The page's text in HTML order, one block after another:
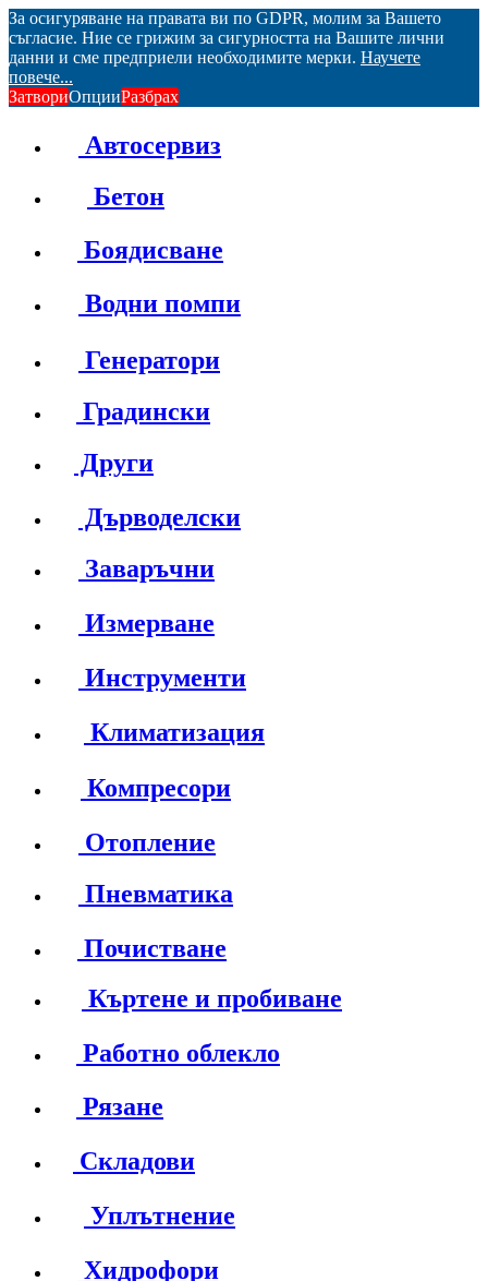
За осигуряване на правата ви по GDPR, молим за Вашето
съгласие. Ние се грижим за сигурността на Вашите лични
данни и сме предприели необходимите мерки. Научете
повече...
ЗатвориОпцииРазбрах
Автосервиз
Бетон
Боядисване
Водни помпи
Генератори
Градински
Други
Дърводелски
Заваръчни
Измерване
Инструменти
Климатизация
Компресори
Отопление
Пневматика
Почистване
Къртене и пробиване
Работно облекло
Рязане
Складови
Уплътнение
Хидрофори